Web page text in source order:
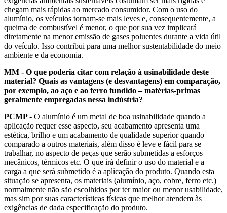
chegam mais rápidas ao mercado consumidor. Com o uso do
alumínio, os veículos tornam-se mais leves e, consequentemente, a
queima de combustível é menor, o que por sua vez implicará
diretamente na menor emissão de gases poluentes durante a vida útil
do veículo. Isso contribui para uma melhor sustentabilidade do meio
ambiente e da economia.
MM - O que poderia citar com relação à usinabilidade deste
material? Quais as vantagens (e desvantagens) em comparação,
por exemplo, ao aço e ao ferro fundido – matérias-primas
geralmente empregadas nessa indústria?
PCMP - O alumínio é um metal de boa usinabilidade quando a
aplicação requer esse aspecto, seu acabamento apresenta uma
estética, brilho e um acabamento de qualidade superior quando
comparado a outros materiais, além disso é leve e fácil para se
trabalhar, no aspecto de peças que serão submetidas a esforços
mecânicos, térmicos etc. O que irá definir o uso do material e a
carga a que será submetido é a aplicação do produto. Quando esta
situação se apresenta, os materiais (alumínio, aço, cobre, ferro etc.)
normalmente não são escolhidos por ter maior ou menor usabilidade,
mas sim por suas características físicas que melhor atendem às
exigências de dada especificação do produto.